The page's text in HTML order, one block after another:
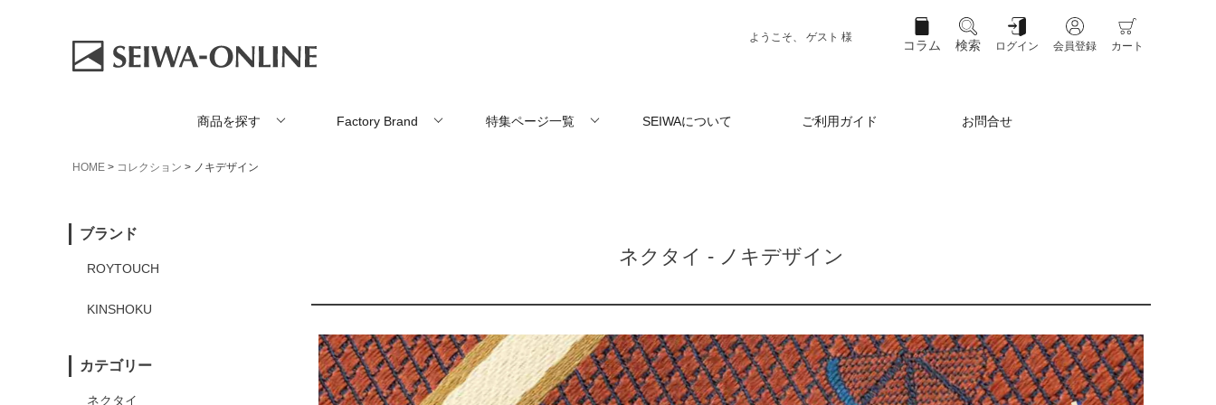
ようこそ、 ゲスト 様
コラム 検索 ログイン 会員登録 カート
商品を探す Factory Brand 特集ページ一覧 SEIWAについて ご利用ガイド お問合せ
HOME コレクション ノキデザイン
ブランド
ROYTOUCH
KINSHOKU
カテゴリー
ネクタイ
ネクタイ - ノキデザイン